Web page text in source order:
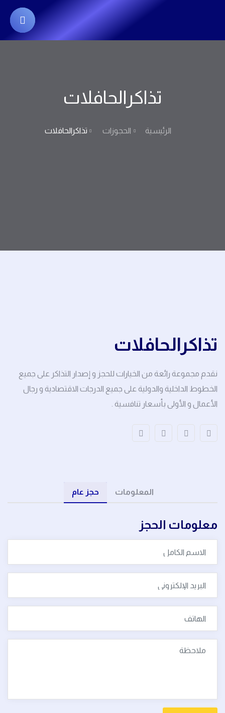
تذاكرالحافلات
الرئيسية الحجوزات تذاكرالحافلات
تذاكرالحافلات
نقدم مجموعة رائعة من الخيارات للحجز و إصدار التذاكر على جميع
الخطوط الداخلية والدولية على جميع الدرجات الاقتصادية و رجال
الأعمال و الأولى بأسعار تنافسية .
المعلومات حجز عام
معلومات الحجز